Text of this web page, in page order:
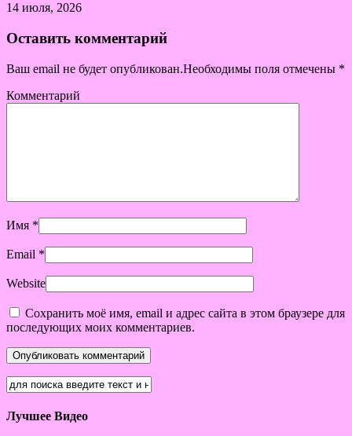
14 июля, 2026
Оставить комментарий
Ваш email не будет опубликован.Необходимы поля отмечены *
Комментарий
Имя *
Email *
Website
Сохранить моё имя, email и адрес сайта в этом браузере для
последующих моих комментариев.
Лучшее Видео